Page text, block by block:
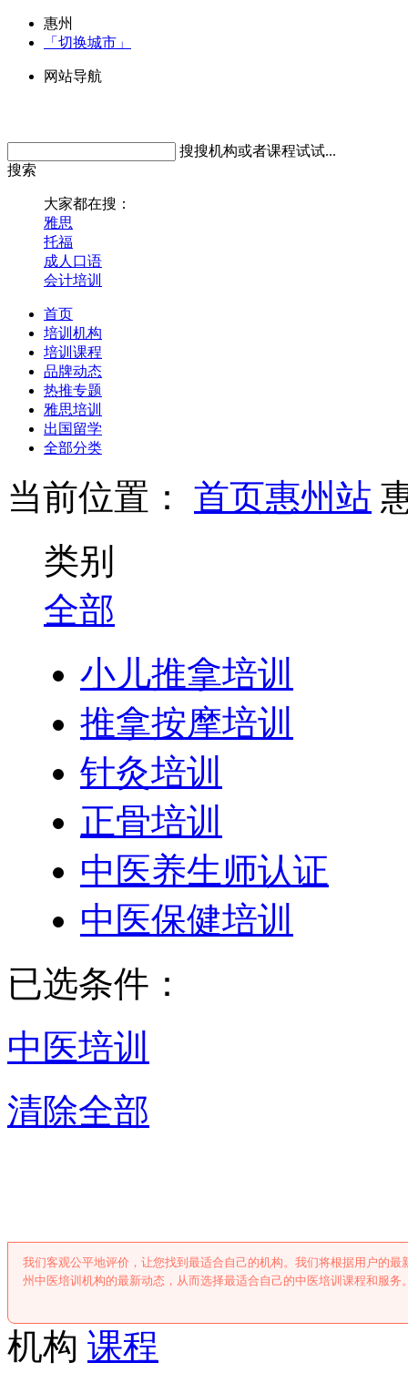
惠州
「切换城市」
网站导航
搜搜机构或者课程试试...
搜索
大家都在搜：
雅思
托福
成人口语
会计培训
首页
培训机构
培训课程
品牌动态
热推专题
雅思培训
出国留学
全部分类
当前位置： 首页惠州站
类别
全部
小儿推拿培训
推拿按摩培训
针灸培训
正骨培训
中医养生师认证
中医保健培训
已选条件：
中医培训
清除全部
我们客观公平地评价，让您找到最适合自己的机构。我们将根据用户的
州中医培训机构的最新动态，从而选择最适合自己的中医培训课程和服务
机构 课程